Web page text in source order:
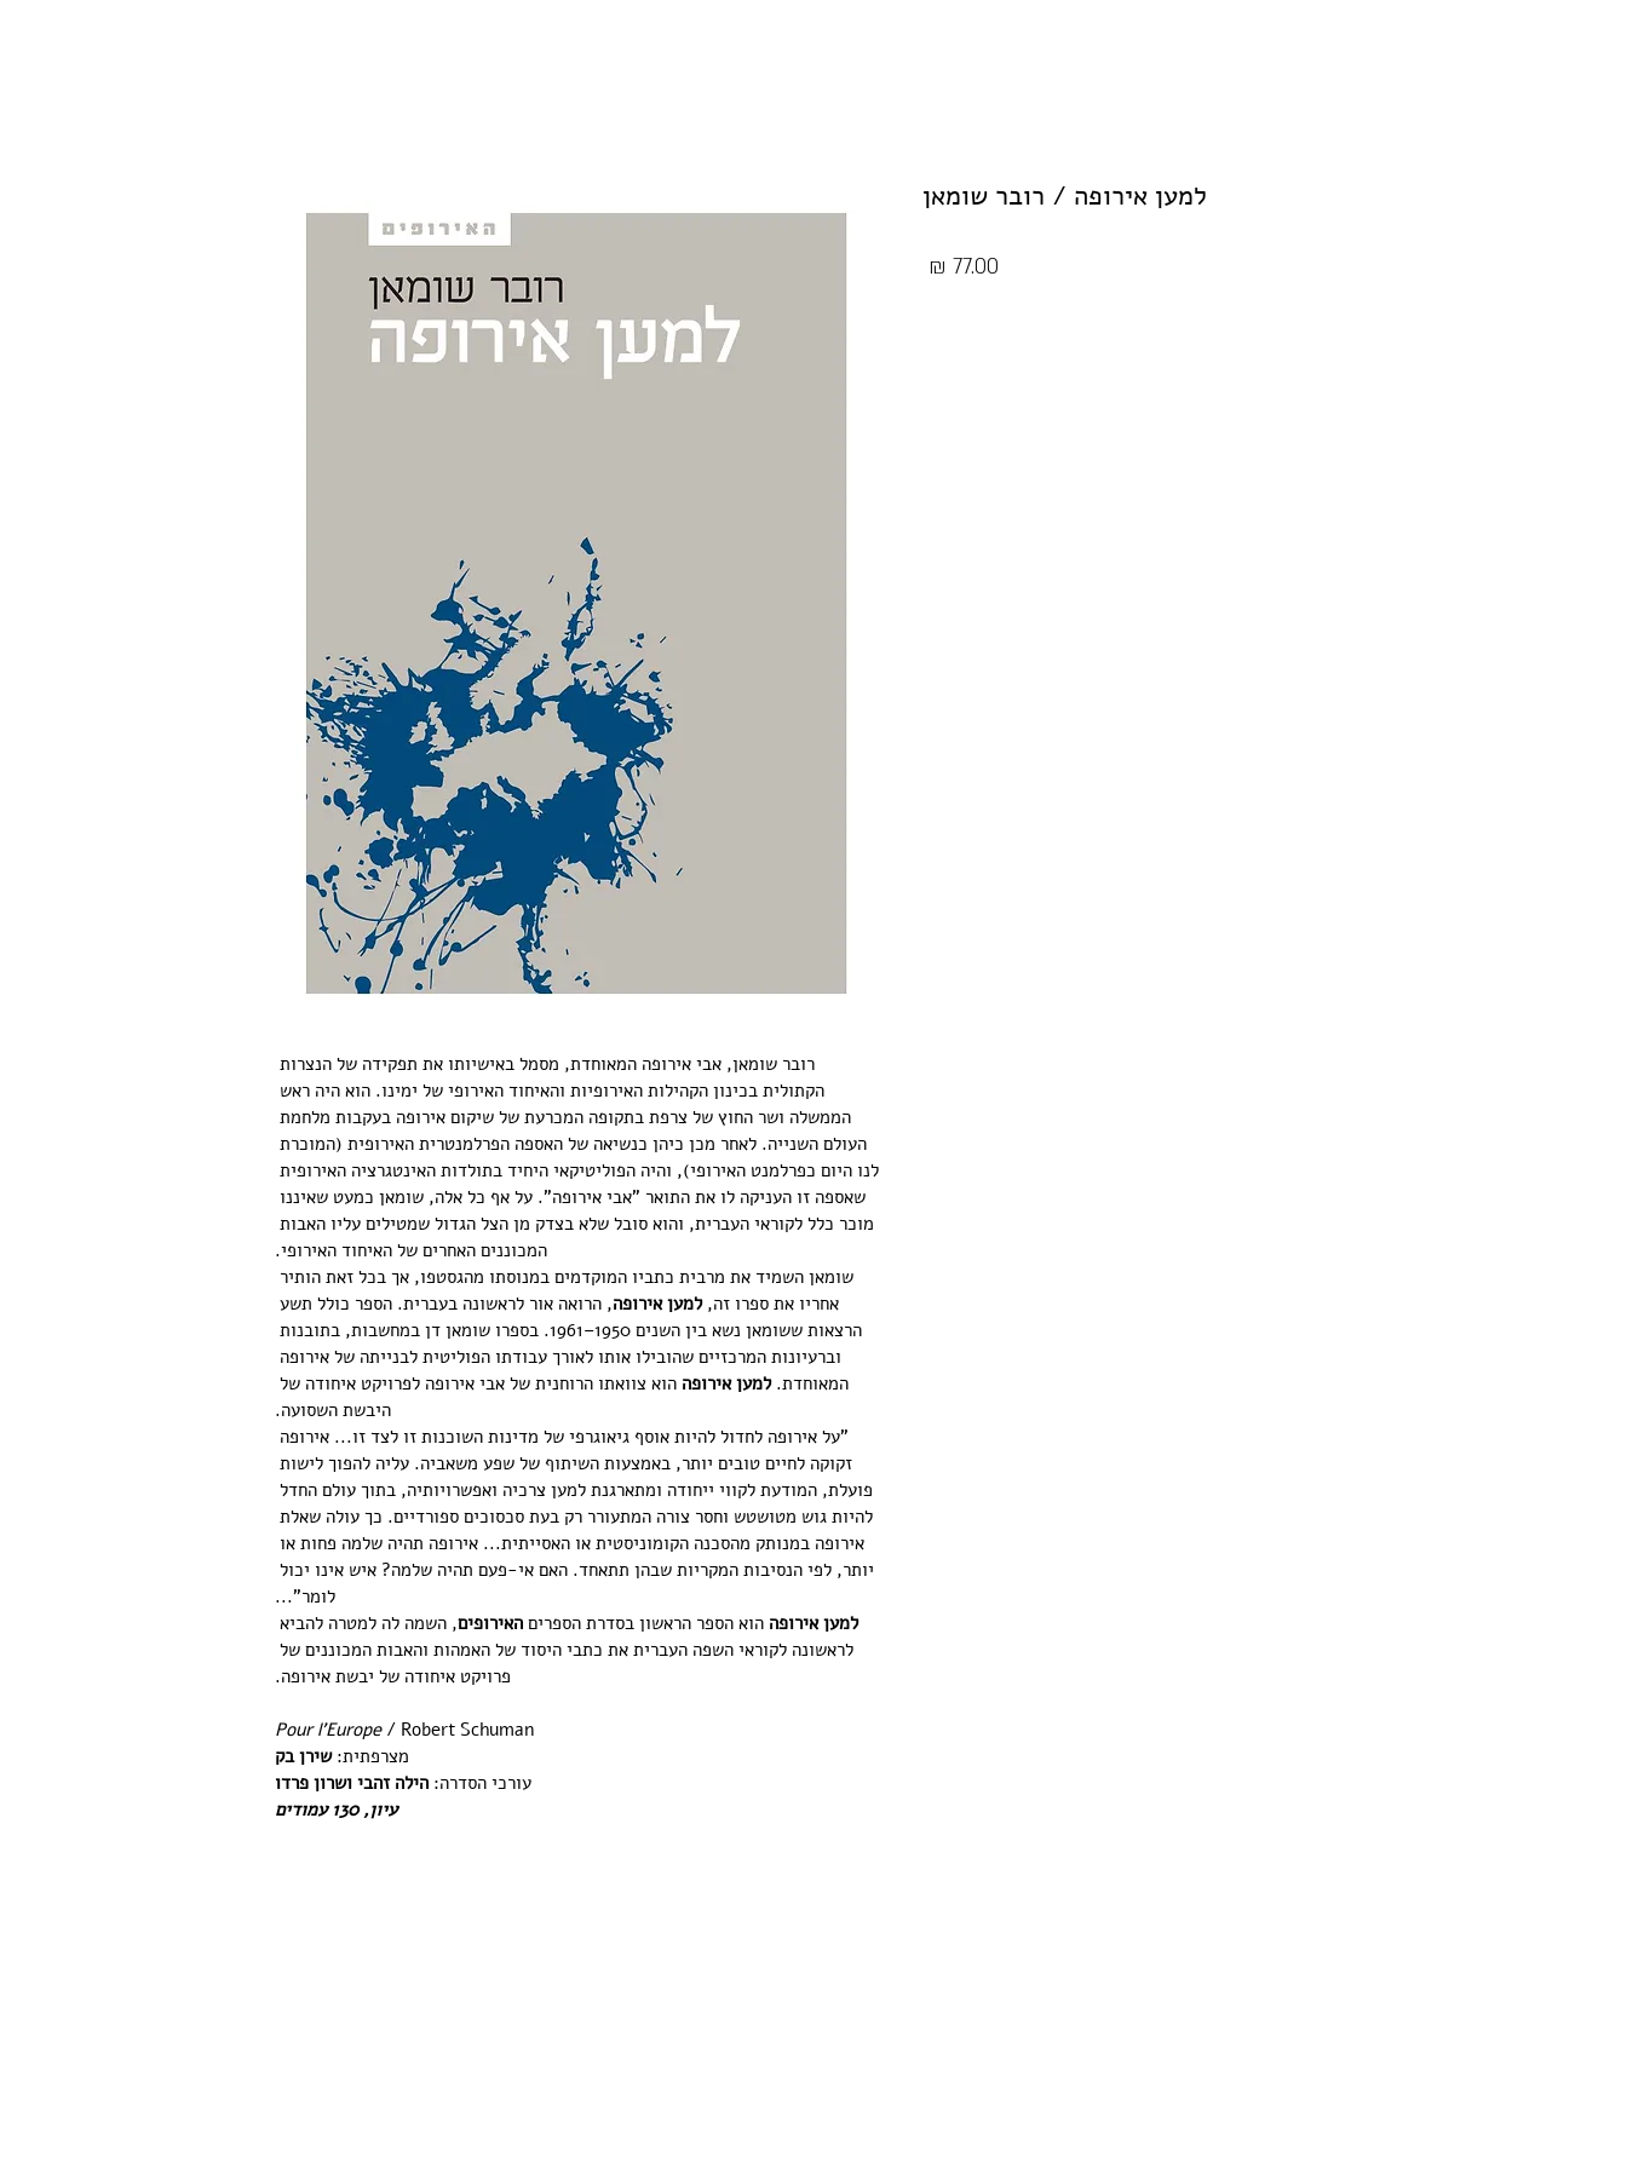
רובר שומאן, אבי אירופה המאוחדת, מסמל באישיותו את תפקידה של הנצרות
הקתולית בכינון הקהילות האירופיות והאיחוד האירופי של ימינו. הוא היה ראש
הממשלה ושר החוץ של צרפת בתקופה המכרעת של שיקום אירופה בעקבות מלחמת
העולם השנייה. לאחר מכן כיהן כנשיאה של האספה הפרלמנטרית האירופית (המוכרת
לנו היום כפרלמנט האירופי), והיה הפוליטיקאי היחיד בתולדות האינטגרציה האירופית
שאספה זו העניקה לו את התואר "אבי אירופה". על אף כל אלה, שומאן כמעט שאיננו
מוכר כלל לקוראי העברית, והוא סובל שלא בצדק מן הצל הגדול שמטילים עליו האבות
המכוננים האחרים של האיחוד האירופי.
שומאן השמיד את מרבית כתביו המוקדמים במנוסתו מהגסטפו, אך בכל זאת הותיר
אחריו את ספרו זה, למען אירופה, הרואה אור לראשונה בעברית. הספר כולל תשע
הרצאות ששומאן נשא בין השנים 1950–1961. בספרו שומאן דן במחשבות, בתובנות
וברעיונות המרכזיים שהובילו אותו לאורך עבודתו הפוליטית לבנייתה של אירופה
המאוחדת. למען אירופה הוא צוואתו הרוחנית של אבי אירופה לפרויקט איחודה של
היבשת השסועה.
"על אירופה לחדול להיות אוסף גיאוגרפי של מדינות השוכנות זו לצד זו... אירופה
זקוקה לחיים טובים יותר, באמצעות השיתוף של שפע משאביה. עליה להפוך לישות
פועלת, המודעת לקווי ייחודה ומתארגנת למען צרכיה ואפשרויותיה, בתוך עולם החדל
להיות גוש מטושטש וחסר צורה המתעורר רק בעת סכסוכים ספורדיים. כך עולה שאלת
אירופה במנותק מהסכנה הקומוניסטית או האסייתית... אירופה תהיה שלמה פחות או
יותר, לפי הנסיבות המקריות שבהן תתאחד. האם אי-פעם תהיה שלמה? איש אינו יכול
לומר"...
למען אירופה הוא הספר הראשון בסדרת הספרים האירופים, השמה לה למטרה להביא
לראשונה לקוראי השפה העברית את כתבי היסוד של האמהות והאבות המכוננים של
פרויקט איחודה של יבשת אירופה.
Pour l'Europe / Robert Schuman
מצרפתית: שירן בק
עורכי הסדרה: הילה זהבי ושרון פרדו
עיון, 130 עמודים
למען אירופה / רובר שומאן